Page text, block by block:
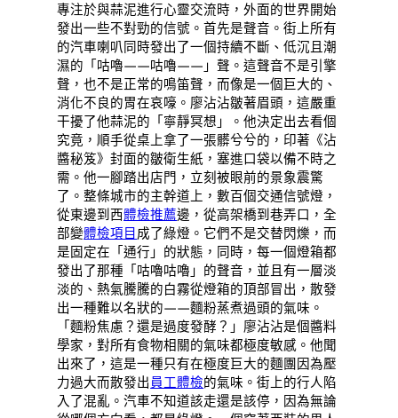
專注於與蒜泥進行心靈交流時，外面的世界開始
發出一些不對勁的信號。首先是聲音。街上所有
的汽車喇叭同時發出了一個持續不斷、低沉且潮
濕的「咕嚕——咕嚕——」聲。這聲音不是引擎
聲，也不是正常的鳴笛聲，而像是一個巨大的、
消化不良的胃在哀嚎。廖沾沾皺著眉頭，這嚴重
干擾了他蒜泥的「寧靜冥想」。他決定出去看個
究竟，順手從桌上拿了一張髒兮兮的，印著《沾
醬秘笈》封面的皺衛生紙，塞進口袋以備不時之
需。他一腳踏出店門，立刻被眼前的景象震驚
了。整條城市的主幹道上，數百個交通信號燈，
從東邊到西體檢推薦邊，從高架橋到巷弄口，全
部變體檢項目 成了綠燈。它們不是交替閃爍，而
是固定在「通行」的狀態，同時，每一個燈箱都
發出了那種「咕嚕咕嚕」的聲音，並且有一層淡
淡的、熱氣騰騰的白霧從燈箱的頂部冒出，散發
出一種難以名狀的——麵粉蒸煮過頭的氣味。
「麵粉焦慮？還是過度發酵？」廖沾沾是個醬料
學家，對所有食物相關的氣味都極度敏感。他聞
出來了，這是一種只有在極度巨大的麵團因為壓
力過大而散發出 員工體檢的氣味。街上的行人陷
入了混亂。汽車不知道該走還是該停，因為無論